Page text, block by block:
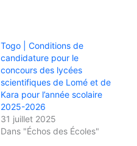
Togo | Conditions de
candidature pour le
concours des lycées
scientifiques de Lomé et de
Kara pour l’année scolaire
2025-2026
31 juillet 2025
Dans "Échos des Écoles"